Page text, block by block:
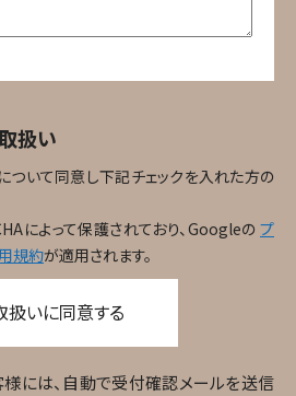
扱い
について同意し下記チェックを入れた方の
によって保護されており、Googleの プ
規約が適用されます。
いに同意する
には、自動で受付確認メールを送信